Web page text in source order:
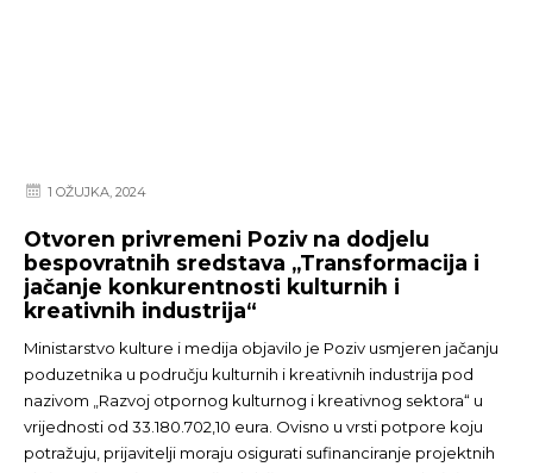
1 OŽUJKA, 2024
Otvoren privremeni Poziv na dodjelu
bespovratnih sredstava „Transformacija i
jačanje konkurentnosti kulturnih i
kreativnih industrija“
Ministarstvo kulture i medija objavilo je Poziv usmjeren jačanju
poduzetnika u području kulturnih i kreativnih industrija pod
nazivom „Razvoj otpornog kulturnog i kreativnog sektora“ u
vrijednosti od 33.180.702,10 eura. Ovisno u vrsti potpore koju
potražuju, prijavitelji moraju osigurati sufinanciranje projektnih